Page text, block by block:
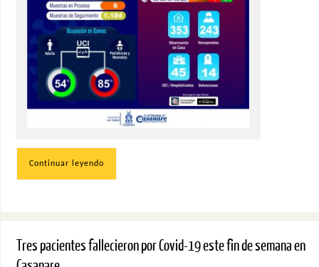
Continuar leyendo
Tres pacientes fallecieron por Covid-19 este fin de semana en